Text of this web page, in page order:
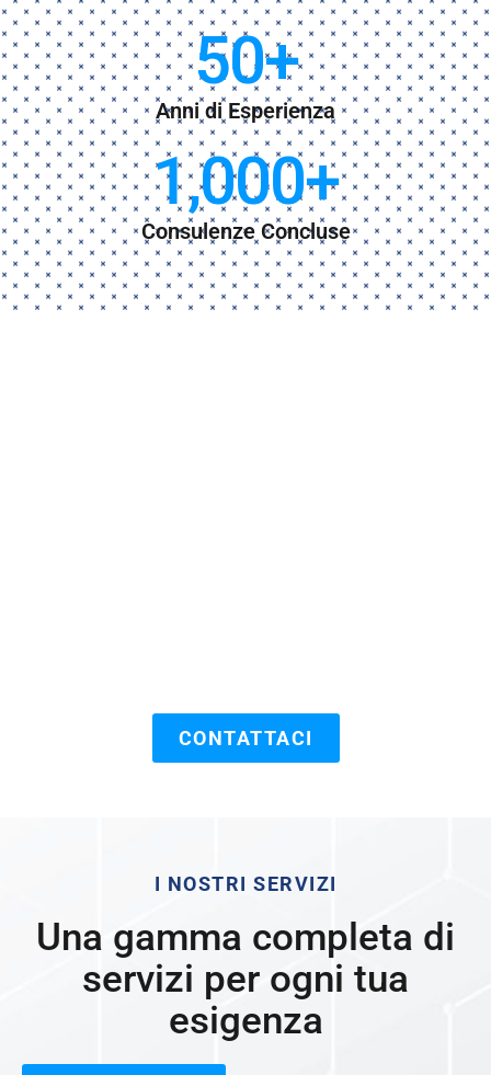
Anni di Esperienza
50+
Consulenze Concluse
1,000+
CONTATTACI
I NOSTRI SERVIZI
Una gamma completa di
servizi per ogni tua
esigenza